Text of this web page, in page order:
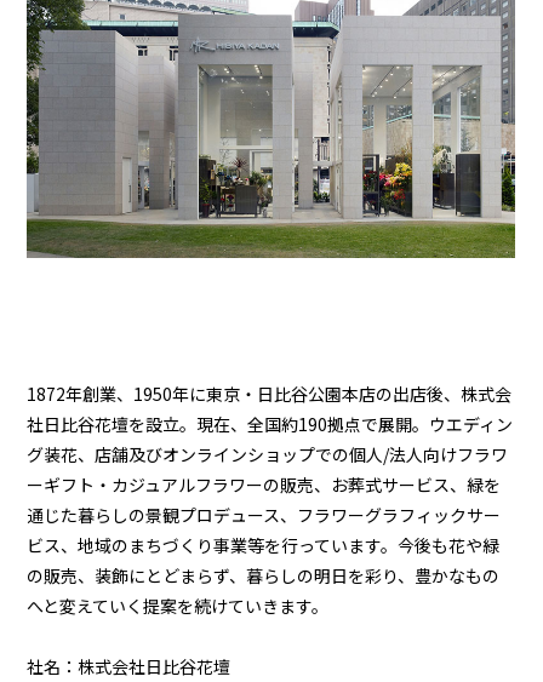
1872年創業、1950年に東京・日比谷公園本店の出店後、株式会
社日比谷花壇を設立。現在、全国約190拠点で展開。ウエディン
グ装花、店舗及びオンラインショップでの個人/法人向けフラワ
ーギフト・カジュアルフラワーの販売、お葬式サービス、緑を
通じた暮らしの景観プロデュース、フラワーグラフィックサー
ビス、地域のまちづくり事業等を行っています。今後も花や緑
の販売、装飾にとどまらず、暮らしの明日を彩り、豊かなもの
へと変えていく提案を続けていきます。
社名：株式会社日比谷花壇